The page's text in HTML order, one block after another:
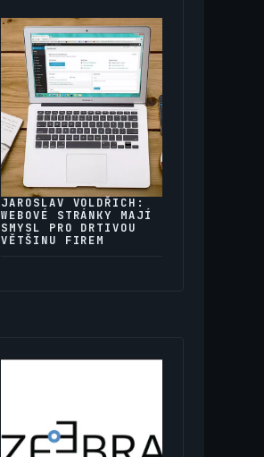
JAROSLAV VOLDŘICH:
WEBOVÉ STRÁNKY MAJÍ
SMYSL PRO DRTIVOU
VĚTŠINU FIREM